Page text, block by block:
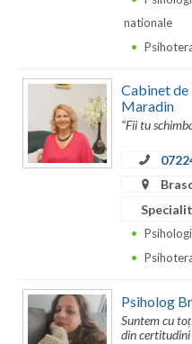
Ialomita
Ilfov
Neamt
Olt
nationale
Cabinet
Maradin
“Fii tu
Psiholog
Suntem cu
din certitudini